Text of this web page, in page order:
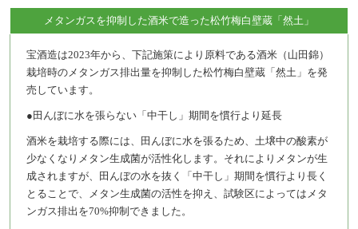
メタンガスを抑制した酒米で造った松竹梅白壁蔵「然土」
宝酒造は2023年から、下記施策により原料である酒米（山田錦）
栽培時のメタンガス排出量を抑制した松竹梅白壁蔵「然土」を発
売しています。
●田んぼに水を張らない「中干し」期間を慣行より延長
酒米を栽培する際には、田んぼに水を張るため、土壌中の酸素が
少なくなりメタン生成菌が活性化します。それによりメタンが生
成されますが、田んぼの水を抜く「中干し」期間を慣行より長く
とることで、メタン生成菌の活性を抑え、試験区によってはメタ
ンガス排出を70%抑制できました。